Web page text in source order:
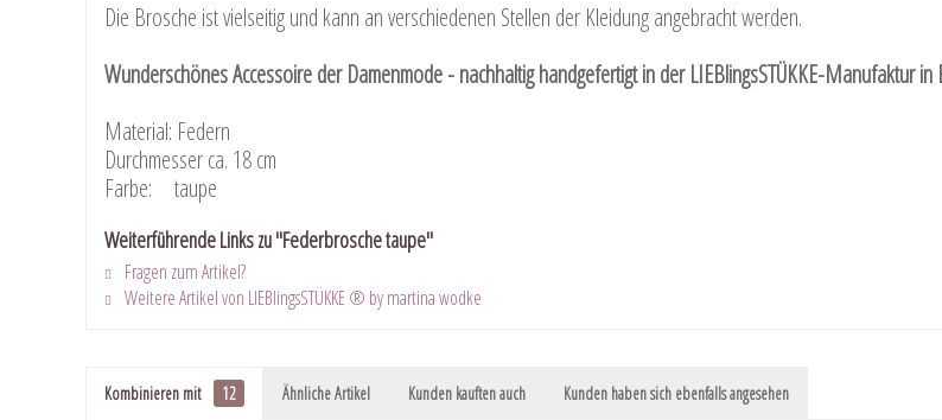
Die Brosche ist vielseitig und kann an verschiedenen Stellen der Kleidung angebracht werden.
Wunderschönes Accessoire der Damenmode - nachhaltig handgefertigt in der LIEBlingsSTÜKKE-Manufaktur in
Material: Federn
Durchmesser ca. 18 cm
Farbe: taupe
Weiterführende Links zu "Federbrosche taupe"
Fragen zum Artikel?
Weitere Artikel von LIEBlingsSTÜKKE ® by martina wodke
Kombinieren mit 12 Ähnliche Artikel Kunden kauften auch Kunden haben sich ebenfalls angesehen